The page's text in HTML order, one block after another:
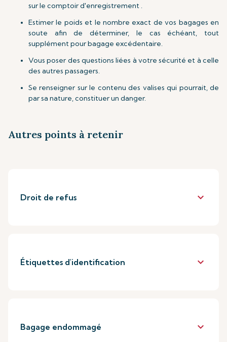
sur le comptoir d'enregistrement .
Estimer le poids et le nombre exact de vos bagages en
soute afin de déterminer, le cas échéant, tout
supplément pour bagage excédentaire.
Vous poser des questions liées à votre sécurité et à celle
des autres passagers.
Se renseigner sur le contenu des valises qui pourrait, de
par sa nature, constituer un danger.
Autres points à retenir
Droit de refus keyboard_arrow_down
Étiquettes d'identification keyboard_arrow_down
Bagage endommagé keyboard_arrow_down